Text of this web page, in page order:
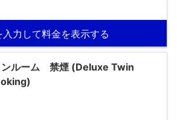
入力して料金を表示する
ルーム 禁煙 (Deluxe Twin